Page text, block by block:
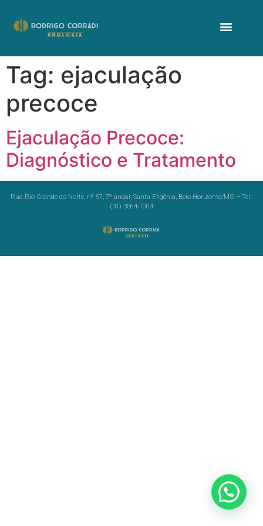
Tag: ejaculação
precoce
Ejaculação Precoce:
Diagnóstico e Tratamento
Rua Rio Grande do Norte, nº 57, 7º andar, Santa Efigênia, Belo Horizonte/MG – Tel.:
(31) 3564-1004